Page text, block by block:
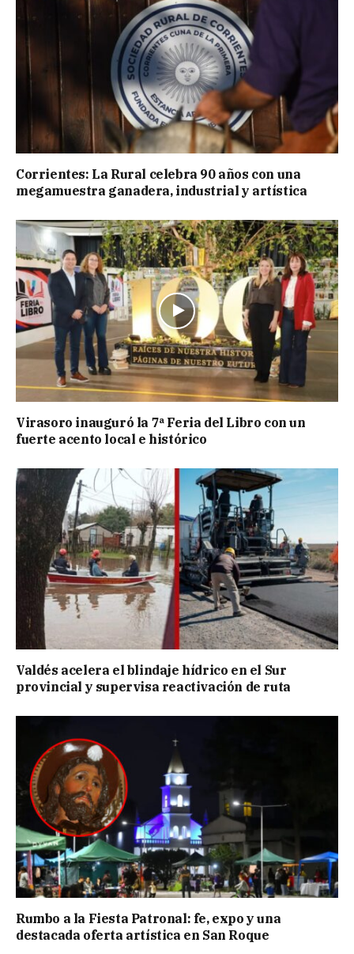
Corrientes: La Rural celebra 90 años con una
megamuestra ganadera, industrial y artística
Virasoro inauguró la 7ª Feria del Libro con un
fuerte acento local e histórico
Valdés acelera el blindaje hídrico en el Sur
provincial y supervisa reactivación de ruta
Rumbo a la Fiesta Patronal: fe, expo y una
destacada oferta artística en San Roque